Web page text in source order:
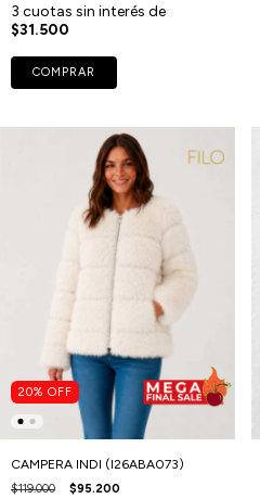
3 cuotas sin interés de
$31.500
COMPRAR
20% OFF
CAMPERA INDI (I26ABA073)
$119.000 $95.200